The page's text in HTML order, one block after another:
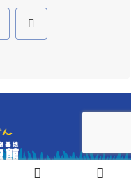
次
しの会